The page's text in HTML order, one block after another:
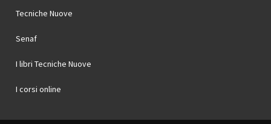
Tecniche Nuove
Senaf
I libri Tecniche Nuove
I corsi online